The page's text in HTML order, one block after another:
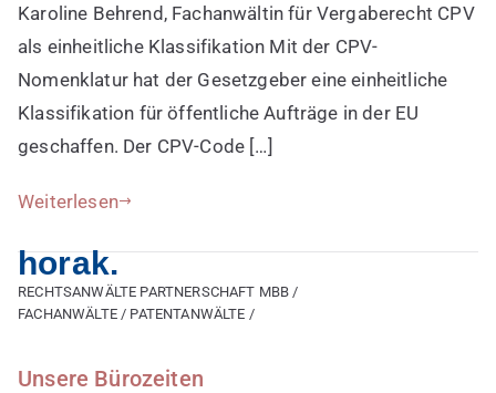
Karoline Behrend, Fachanwältin für Vergaberecht CPV
als einheitliche Klassifikation Mit der CPV-
Nomenklatur hat der Gesetzgeber eine einheitliche
Klassifikation für öffentliche Aufträge in der EU
geschaffen. Der CPV-Code […]
Weiterlesen
horak.
RECHTSANWÄLTE PARTNERSCHAFT MBB /
FACHANWÄLTE / PATENTANWÄLTE /
Unsere Bürozeiten